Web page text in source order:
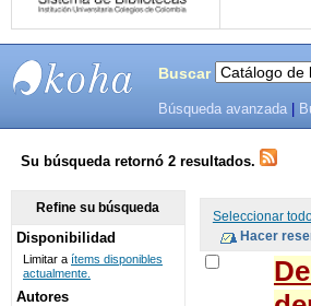
SISTEMAS
DE
BIBLIOTECAS
UNICOC
Buscar
Búsqueda avanzada
Su búsqueda retornó 2 resultados.
Seleccionar
Refine su búsqueda
Disponibilidad
Limitar a ítems disponibles
actualmente.
Autores